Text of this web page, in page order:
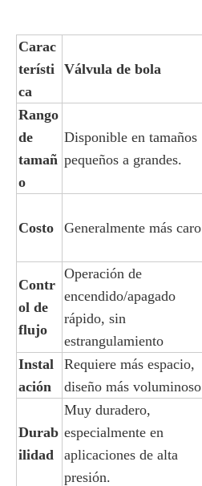
Carac
terísti
ca
Válvula de bola
Rango
de
tamañ
o
Disponible en tamaños
pequeños a grandes.
Costo Generalmente más caro
Contr
ol de
flujo
Operación de
encendido/apagado
rápido, sin
estrangulamiento
Instal
ación
Requiere más espacio,
diseño más voluminoso
Durab
ilidad
Muy duradero,
especialmente en
aplicaciones de alta
presión.